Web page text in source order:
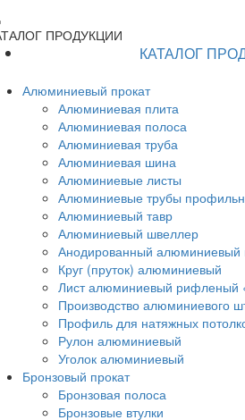
ПРОДУКЦИИ
КАТАЛОГ
Алюминиевый прокат
Алюминиевая плита
Алюминиевая полоса
Алюминиевая труба
Алюминиевая шина
Алюминиевые листы
Алюминиевые трубы
Алюминиевый тавр
Алюминиевый швеллер
Анодированный алюминиевый
Круг (пруток) алюминиевый
Лист алюминиевый рифленый
Производство алюминиевого
Профиль для натяжных
Рулон алюминиевый
Уголок алюминиевый
Бронзовый прокат
Бронзовая полоса
Бронзовые втулки